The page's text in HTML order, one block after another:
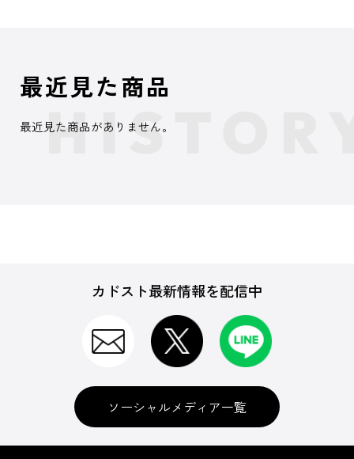
最近見た商品
最近見た商品がありません。
カドスト最新情報を配信中
ソーシャルメディア一覧